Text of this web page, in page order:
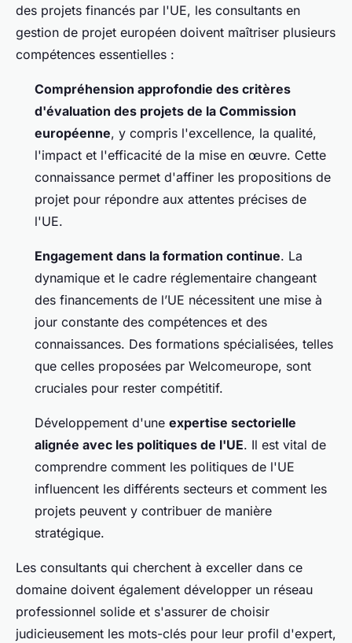
des projets financés par l'UE, les consultants en
gestion de projet européen doivent maîtriser plusieurs
compétences essentielles :
Compréhension approfondie des critères
d'évaluation des projets de la Commission
européenne, y compris l'excellence, la qualité,
l'impact et l'efficacité de la mise en œuvre. Cette
connaissance permet d'affiner les propositions de
projet pour répondre aux attentes précises de
l'UE.
Engagement dans la formation continue. La
dynamique et le cadre réglementaire changeant
des financements de l’UE nécessitent une mise à
jour constante des compétences et des
connaissances. Des formations spécialisées, telles
que celles proposées par Welcomeurope, sont
cruciales pour rester compétitif.
Développement d'une expertise sectorielle
alignée avec les politiques de l'UE. Il est vital de
comprendre comment les politiques de l'UE
influencent les différents secteurs et comment les
projets peuvent y contribuer de manière
stratégique.
Les consultants qui cherchent à exceller dans ce
domaine doivent également développer un réseau
professionnel solide et s'assurer de choisir
judicieusement les mots-clés pour leur profil d'expert,